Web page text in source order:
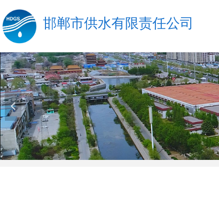
邯郸市供水有限责任公司
넳